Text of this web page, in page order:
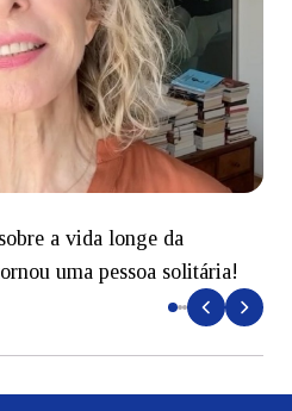
a vida longe da
uma pessoa solitária!